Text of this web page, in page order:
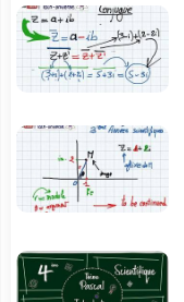
10:23
1H43:21